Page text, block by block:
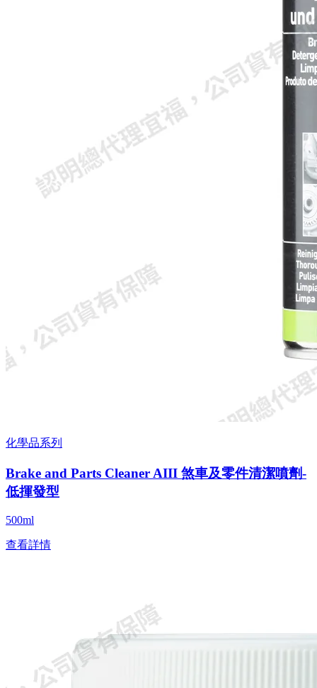
化學品系列
Brake and Parts Cleaner AIII 煞車及零件清潔噴劑-
低揮發型
500ml
查看詳情